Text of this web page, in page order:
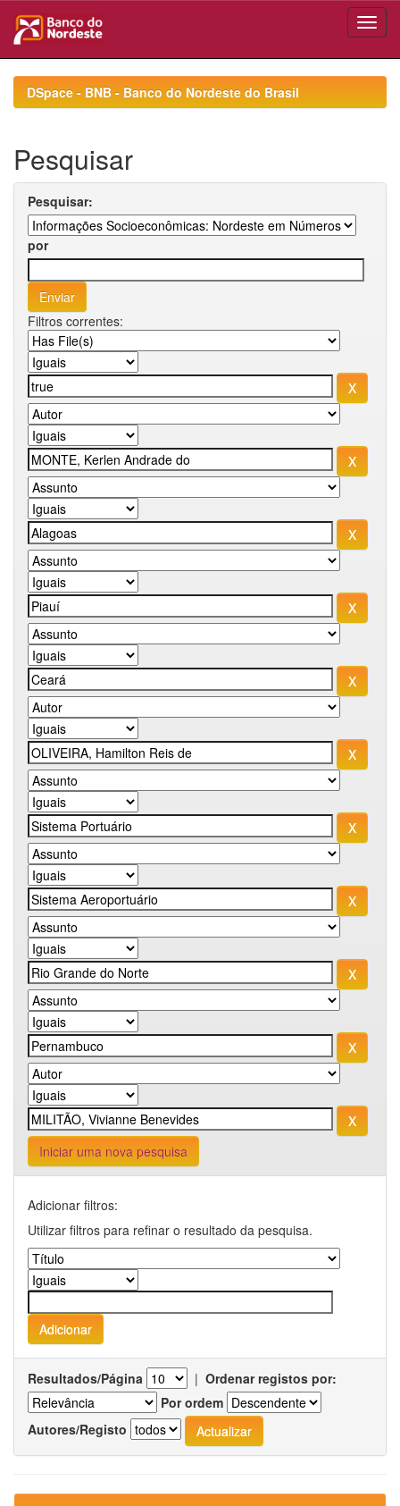
navigationDSpace - BNB - Banco do Nordeste do Brasil
Pesquisar
Pesquisar:
por
Filtros correntes:
Iniciar uma nova pesquisa
Adicionar filtros:
Utilizar filtros para refinar o resultado da pesquisa.
Resultados/Página | Ordenar registos por:
Por ordem
Autores/Registo